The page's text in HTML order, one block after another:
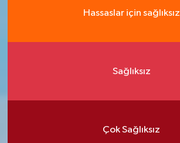
Hassaslar için sağlıksız
Sağlıksız
Çok Sağlıksız